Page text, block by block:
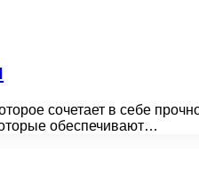
сочетает в себе
обеспечивают…